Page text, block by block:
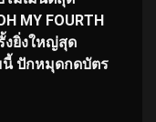
MY FOURTH
งยิ่งใหญ่สุด
นี้ ปักหมุดกดบัตร